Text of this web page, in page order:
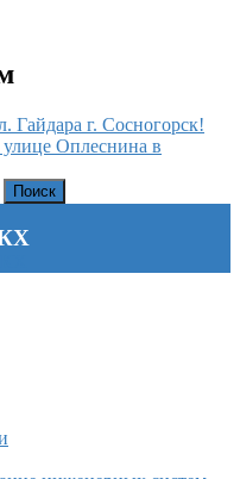
г. Сосногорск!
Оплеснина в